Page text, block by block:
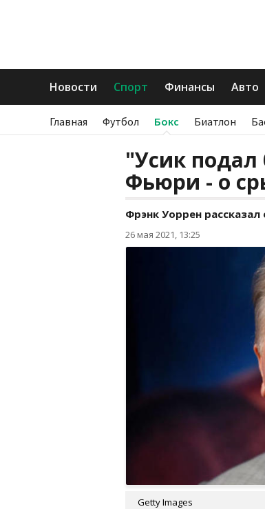
Новости Спорт Финансы Авто
Главная Футбол Бокс Биатлон
"Усик подал
Фьюри - о
Фрэнк Уоррен
26 мая 2021, 13:25
Getty Images